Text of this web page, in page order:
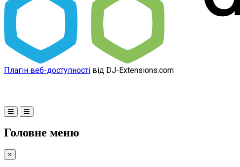
Плагін веб-доступності від DJ-Extensions.com
Головне меню
×